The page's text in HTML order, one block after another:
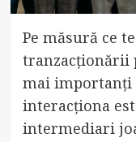
Pe măsură ce
tranzacționării
mai importanți
interacționa
intermediari